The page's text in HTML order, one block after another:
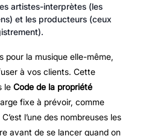
artistes-interprètes (les
et les producteurs (ceux
pour la musique elle-même,
à vos clients. Cette
le Code de la propriété
fixe à prévoir, comme
l’une des nombreuses les
avant de se lancerquand on